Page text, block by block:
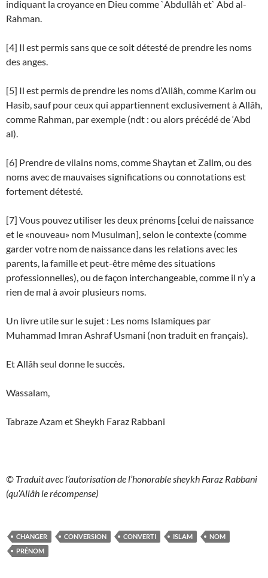
indiquant la croyance en Dieu comme `Abdullâh et` Abd al-
Rahman.
[4] Il est permis sans que ce soit détesté de prendre les noms
des anges.
[5] Il est permis de prendre les noms d’Allâh, comme Karim ou
Hasib, sauf pour ceux qui appartiennent exclusivement à Allâh,
comme Rahman, par exemple (ndt : ou alors précédé de ‘Abd
al).
[6] Prendre de vilains noms, comme Shaytan et Zalim, ou des
noms avec de mauvaises significations ou connotations est
fortement détesté.
[7] Vous pouvez utiliser les deux prénoms [celui de naissance
et le «nouveau» nom Musulman], selon le contexte (comme
garder votre nom de naissance dans les relations avec les
parents, la famille et peut-être même des situations
professionnelles), ou de façon interchangeable, comme il n’y a
rien de mal à avoir plusieurs noms.
Un livre utile sur le sujet : Les noms Islamiques par
Muhammad Imran Ashraf Usmani (non traduit en français).
Et Allâh seul donne le succès.
Wassalam,
Tabraze Azam et Sheykh Faraz Rabbani
© Traduit avec l’autorisation de l’honorable sheykh Faraz Rabbani
(qu’Allâh le récompense)
CHANGER CONVERSION CONVERTI ISLAM
NOM
PRÉNOM